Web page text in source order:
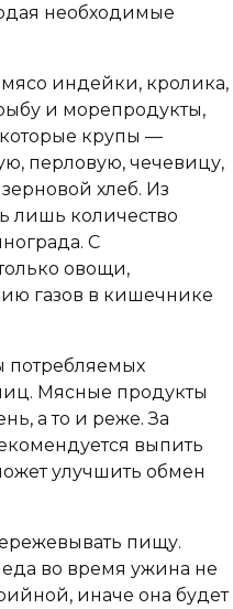
необходимые
индейки, кролика,
и морепродукты,
крупы —
перловую, чечевицу,
хлеб. Из
лишь количество
С
овощи,
газов в кишечнике
потребляемых
Мясные продукты
а то и реже. За
выпить
улучшить обмен
пищу.
еда во время ужина не
иначе она будет